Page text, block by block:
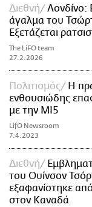
Διεθνή
Λονδίνο:
άγαλμα του
Εξετάζεται
The LiFO team
27.2.2026
Πολιτισμός
Η
ενθουσιώδης
με την ΜΙ5
LifO Newsroom
7.4.2023
Διεθνή
του Ουίνσον
εξαφανίστηκε
στον Καναδά